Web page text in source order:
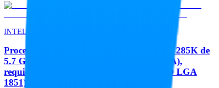
INTEL
Procesador Gaming Intel Core ULTRA 9 - 285K de
5.7 GHz Max Turbo - 24 Core, 36 Tops (IA),
requiere DISIPADOR (MOTHERBOARD LGA
1851) 24 núcleos